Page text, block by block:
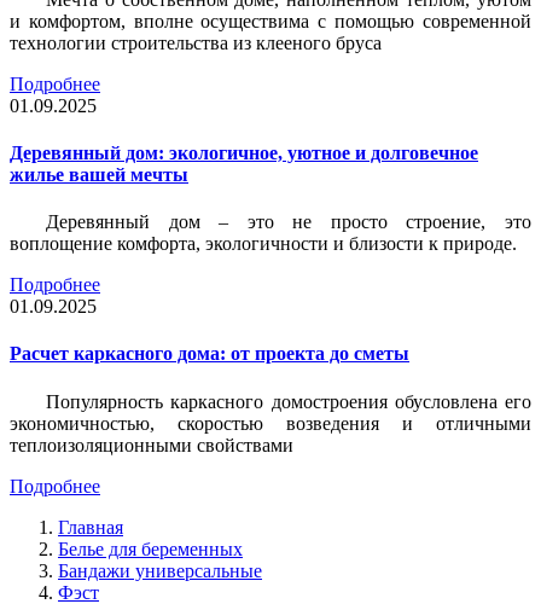
и комфортом, вполне осуществима с помощью современной
технологии строительства из клееного бруса
Подробнее
01.09.2025
Деревянный дом: экологичное, уютное и долговечное
жилье вашей мечты
Деревянный дом – это не просто строение, это
воплощение комфорта, экологичности и близости к природе.
Подробнее
01.09.2025
Расчет каркасного дома: от проекта до сметы
Популярность каркасного домостроения обусловлена его
экономичностью, скоростью возведения и отличными
теплоизоляционными свойствами
Подробнее
Главная
Белье для беременных
Бандажи универсальные
Фэст